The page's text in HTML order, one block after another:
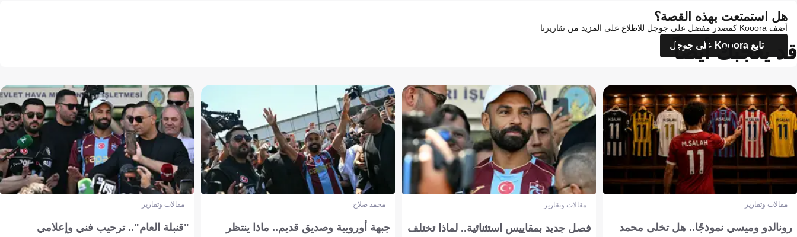
هل استمتعت بهذه القصة؟
أضف Kooora كمصدر مفضل على جوجل للاطلاع على المزيد من تقاريرنا
تابع Kooora على جوجل
قد يعجبك أيضاً
مقالات وتقارير
رونالدو وميسي نموذجًا.. هل تخلى محمد
مقالات وتقارير
فصل جديد بمقاييس استثنائية.. لماذا تختلف
محمد صلاح
جبهة أوروبية وصديق قديم.. ماذا ينتظر
مقالات وتقارير
"قنبلة العام".. ترحيب فني وإعلامي